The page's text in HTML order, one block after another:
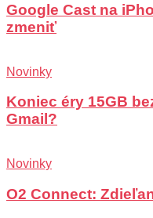
Google Cast na
zmeniť
Novinky
Koniec éry 15GB
Gmail?
Novinky
O2 Connect: